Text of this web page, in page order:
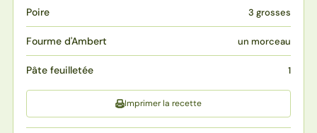
Poire 3 grosses
Fourme d'Ambert un morceau
Pâte feuilletée 1
Imprimer la recette